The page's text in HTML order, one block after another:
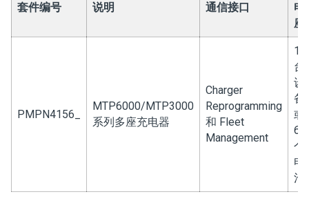
套件编号 说明 通信接口
电
座
PMPN4156_
MTP6000/MTP3000
系列多座充电器
Charger
Reprogramming
和 Fleet
Management
12
台
设
备
或
6
个
电
池